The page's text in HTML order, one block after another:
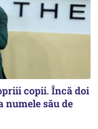
copii. Încă doi
numele său de